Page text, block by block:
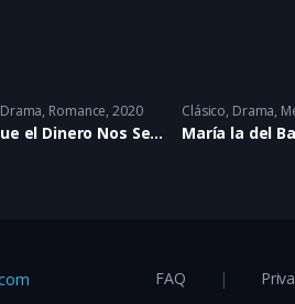
Drama, Romance 2020
Hasta Que el Dinero Nos Separe
Clásico, Drama,
María la del
FAQ